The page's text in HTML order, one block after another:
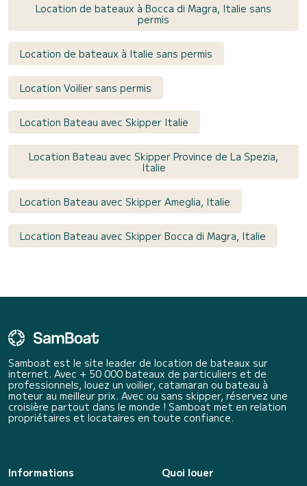
Location de bateaux à Bocca di Magra, Italie sans
permis
Location de bateaux à Italie sans permis
Location Voilier sans permis
Location Bateau avec Skipper Italie
Location Bateau avec Skipper Province de La Spezia,
Italie
Location Bateau avec Skipper Ameglia, Italie
Location Bateau avec Skipper Bocca di Magra, Italie
Samboat est le site leader de location de bateaux sur
internet. Avec + 50 000 bateaux de particuliers et de
professionnels, louez un voilier, catamaran ou bateau à
moteur au meilleur prix. Avec ou sans skipper, réservez une
croisière partout dans le monde ! Samboat met en relation
propriétaires et locataires en toute confiance.
Informations
Quoi louer